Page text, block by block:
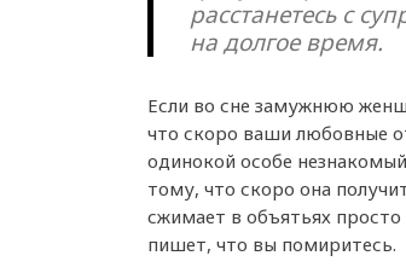
расстанетесь с
на долгое время.
Если во сне замужнюю
что скоро ваши любовные
одинокой особе
тому, что скоро она
сжимает в объятьях
пишет, что вы помиритесь.